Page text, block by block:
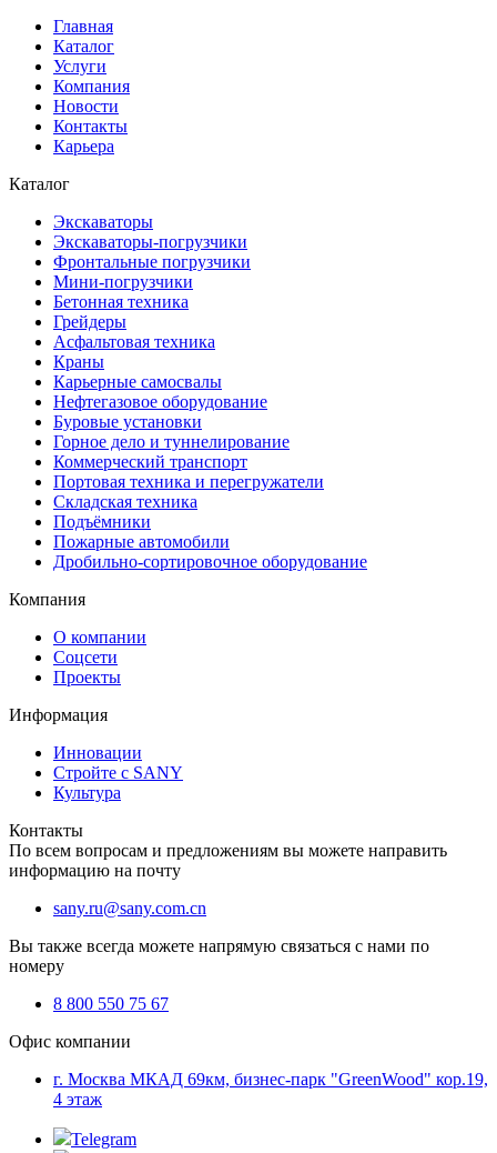
Главная
Каталог
Услуги
Компания
Новости
Контакты
Карьера
Каталог
Экскаваторы
Экскаваторы-погрузчики
Фронтальные погрузчики
Мини-погрузчики
Бетонная техника
Грейдеры
Асфальтовая техника
Краны
Карьерные самосвалы
Нефтегазовое оборудование
Буровые установки
Горное дело и туннелирование
Коммерческий транспорт
Портовая техника и перегружатели
Складская техника
Подъёмники
Пожарные автомобили
Дробильно-сортировочное оборудование
Компания
О компании
Соцсети
Проекты
Информация
Инновации
Стройте с SANY
Культура
Контакты
По всем вопросам и предложениям вы можете направить
информацию на почту
sany.ru@sany.com.cn
Вы также всегда можете напрямую связаться с нами по
номеру
8 800 550 75 67
Офис компании
г. Москва МКАД 69км, бизнес-парк "GreenWood" кор.19,
4 этаж
Telegram